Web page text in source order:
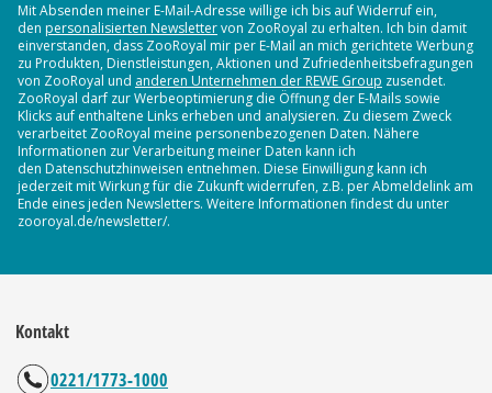
Mit Absenden meiner E-Mail-Adresse willige ich bis auf Widerruf ein,
den personalisierten Newslettervon ZooRoyal zu erhalten. Ich bin damit
einverstanden, dass ZooRoyal mir per E-Mail an mich gerichtete Werbung
zu Produkten, Dienstleistungen, Aktionen und Zufriedenheitsbefragungen
von ZooRoyal und anderen Unternehmen der REWE Group zusendet.
ZooRoyal darf zur Werbeoptimierung die Öffnung der E-Mails sowie
Klicks auf enthaltene Links erheben und analysieren. Zu diesem Zweck
verarbeitet ZooRoyal meine personenbezogenen Daten. Nähere
Informationen zur Verarbeitung meiner Daten kann ich
den Datenschutzhinweisen entnehmen. Diese Einwilligung kann ich
jederzeit mit Wirkung für die Zukunft widerrufen, z.B. per Abmeldelink am
Ende eines jeden Newsletters. Weitere Informationen findest du unter
zooroyal.de/newsletter/.
Kontakt
0221/1773-1000